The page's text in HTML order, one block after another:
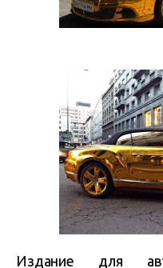
Издание для